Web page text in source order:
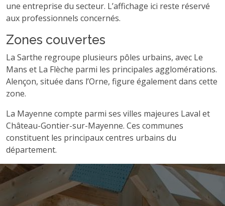
une entreprise du secteur. L’affichage ici reste réservé
aux professionnels concernés.
Zones couvertes
La Sarthe regroupe plusieurs pôles urbains, avec Le
Mans et La Flèche parmi les principales agglomérations.
Alençon, située dans l’Orne, figure également dans cette
zone.
La Mayenne compte parmi ses villes majeures Laval et
Château-Gontier-sur-Mayenne. Ces communes
constituent les principaux centres urbains du
département.